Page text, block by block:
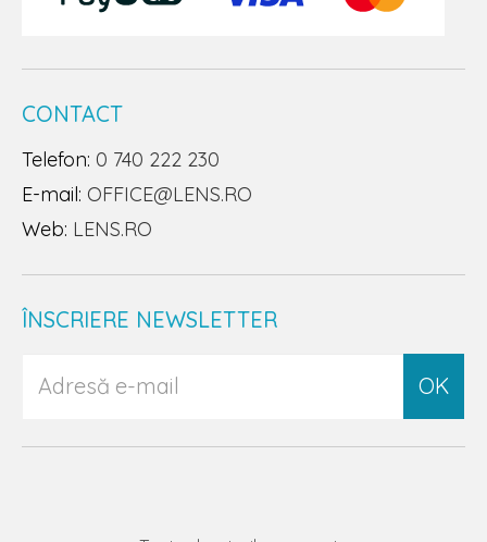
CONTACT
Telefon: 0 740 222 230
E-mail: OFFICE@LENS.RO
Web: LENS.RO
ÎNSCRIERE NEWSLETTER
OK